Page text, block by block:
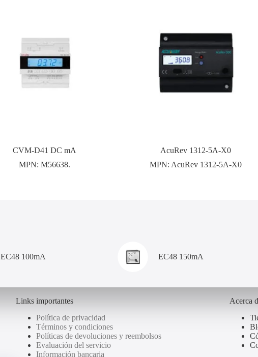
CVM-D41 DC mA
MPN: M56638.
AcuRev 1312-5A-X0
MPN: AcuRev 1312-5A-X0
EC48 100mA EC48 150mA
Links importantes
Política de privacidad
Términos y condiciones
Políticas de devoluciones y reembolsos
Evaluación del servicio
Información bancaria
Acerca